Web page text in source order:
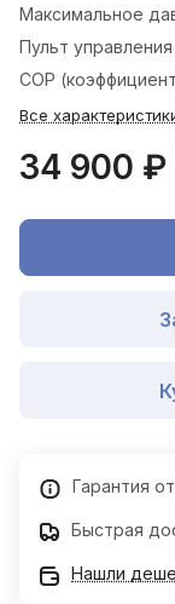
Максимальное
Пульт
COP
Все
34 900 ₽
Гарантия
Быстрая
Нашли